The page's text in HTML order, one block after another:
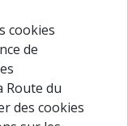
cookies
de
Route du
des cookies